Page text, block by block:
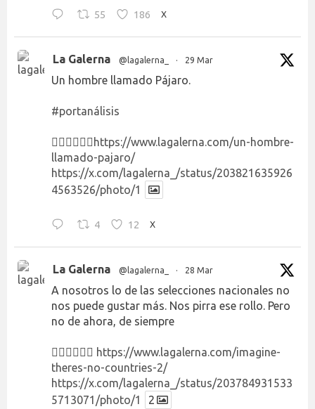
55 186 X
La Galerna @lagalerna_ · 29 Mar
Un hombre llamado Pájaro.
#portanálisis
👉🏻👉🏻👉🏻 https://www.lagalerna.com/un-hombre-
llamado-pajaro/
https://x.com/lagalerna_/status/203821635926
4563526/photo/1
4 12 X
La Galerna @lagalerna_ · 28 Mar
A nosotros lo de las selecciones nacionales no
nos puede gustar más. Nos pirra ese rollo. Pero
no de ahora, de siempre
👉🏻👉🏻👉🏻 https://www.lagalerna.com/imagine-
theres-no-countries-2/
https://x.com/lagalerna_/status/203784931533
5713071/photo/1
2